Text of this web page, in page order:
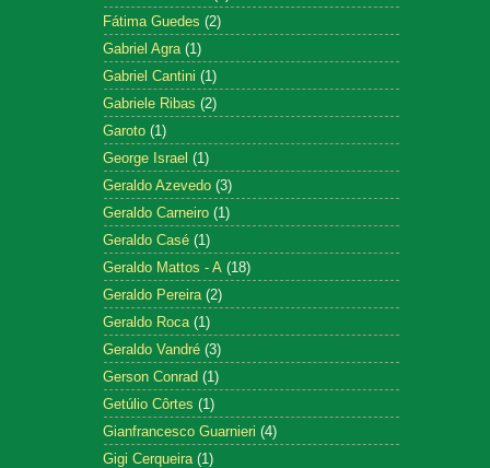
Fátima Guedes (2)
Gabriel Agra (1)
Gabriel Cantini (1)
Gabriele Ribas (2)
Garoto (1)
George Israel (1)
Geraldo Azevedo (3)
Geraldo Carneiro (1)
Geraldo Casé (1)
Geraldo Mattos - A (18)
Geraldo Pereira (2)
Geraldo Roca (1)
Geraldo Vandré (3)
Gerson Conrad (1)
Getúlio Côrtes (1)
Gianfrancesco Guarnieri (4)
Gigi Cerqueira (1)